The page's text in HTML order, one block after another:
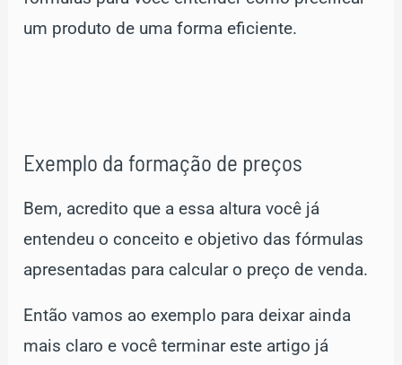
um produto de uma forma eficiente.
Exemplo da formação de preços
Bem, acredito que a essa altura você já
entendeu o conceito e objetivo das fórmulas
apresentadas para calcular o preço de venda.
Então vamos ao exemplo para deixar ainda
mais claro e você terminar este artigo já